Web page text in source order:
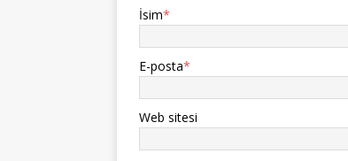
İsim*
E-posta*
Web sitesi